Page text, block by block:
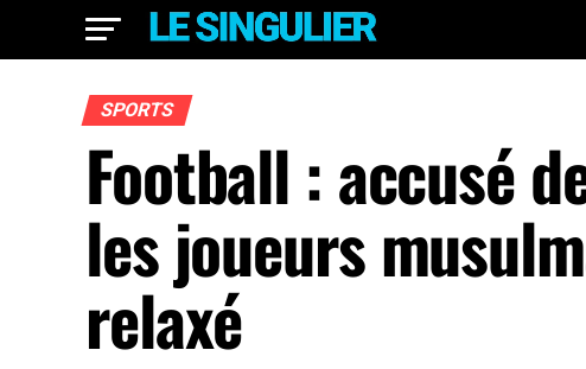
SPORTS
Football : accusé
les joueurs
relaxé